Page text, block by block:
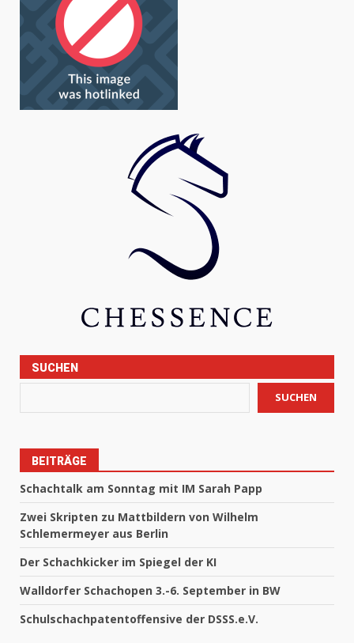
SUCHEN
SUCHEN
BEITRÄGE
Schachtalk am Sonntag mit IM Sarah Papp
Zwei Skripten zu Mattbildern von Wilhelm
Schlemermeyer aus Berlin
Der Schachkicker im Spiegel der KI
Walldorfer Schachopen 3.-6. September in BW
Schulschachpatentoffensive der DSSS.e.V.